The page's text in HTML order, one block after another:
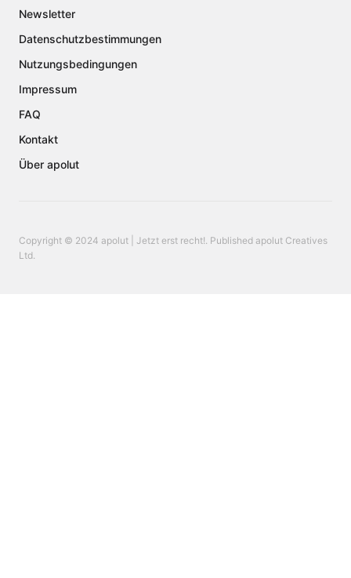
Newsletter
Datenschutzbestimmungen
Nutzungsbedingungen
Impressum
FAQ
Kontakt
Über apolut
Copyright © 2024 apolut | Jetzt erst recht!. Published apolut Creatives
Ltd.